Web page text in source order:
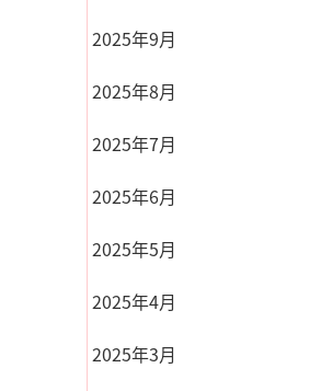
2025年9月
2025年8月
2025年7月
2025年6月
2025年5月
2025年4月
2025年3月